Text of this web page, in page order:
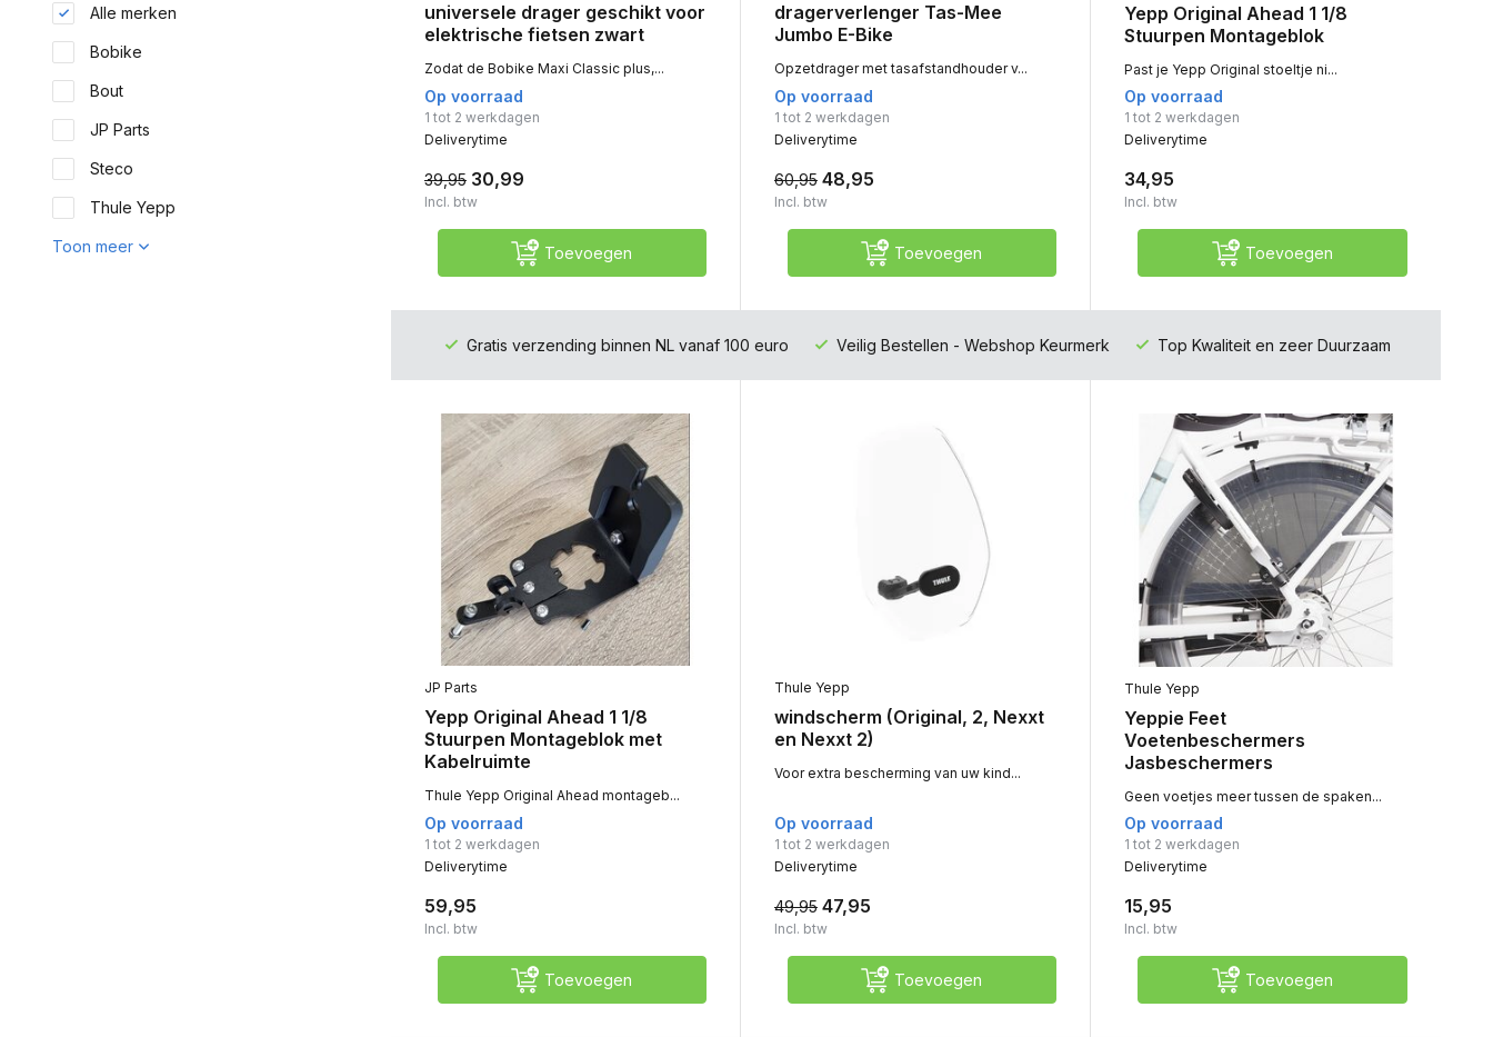
Alle merken
Bobike
Bout
JP Parts
Steco
Thule Yepp
Toon meer
universele drager geschikt voor
elektrische fietsen zwart
Zodat de Bobike Maxi Classic plus,...
Op voorraad
1 tot 2 werkdagen
Deliverytime
39,95 30,99
Incl. btw
Toevoegen
dragerverlenger Tas-Mee
Jumbo E-Bike
Opzetdrager met tasafstandhouder v...
Op voorraad
1 tot 2 werkdagen
Deliverytime
60,95 48,95
Incl. btw
Toevoegen
Yepp Original Ahead 1 1/8
Stuurpen Montageblok
Past je Yepp Original stoeltje ni...
Op voorraad
1 tot 2 werkdagen
Deliverytime
34,95
Incl. btw
Toevoegen
Gratis verzending binnen NL vanaf 100 euro Veilig Bestellen - Webshop Keurmerk Top Kwaliteit en zeer Duurzaam
JP Parts
Yepp Original Ahead 1 1/8
Stuurpen Montageblok met
Kabelruimte
Thule Yepp Original Ahead montageb...
Op voorraad
1 tot 2 werkdagen
Deliverytime
59,95
Incl. btw
Toevoegen
Thule Yepp
windscherm (Original, 2, Nexxt
en Nexxt 2)
Voor extra bescherming van uw kind...
Op voorraad
1 tot 2 werkdagen
Deliverytime
49,95 47,95
Incl. btw
Toevoegen
Thule Yepp
Yeppie Feet
Voetenbeschermers
Jasbeschermers
Geen voetjes meer tussen de spaken...
Op voorraad
1 tot 2 werkdagen
Deliverytime
15,95
Incl. btw
Toevoegen